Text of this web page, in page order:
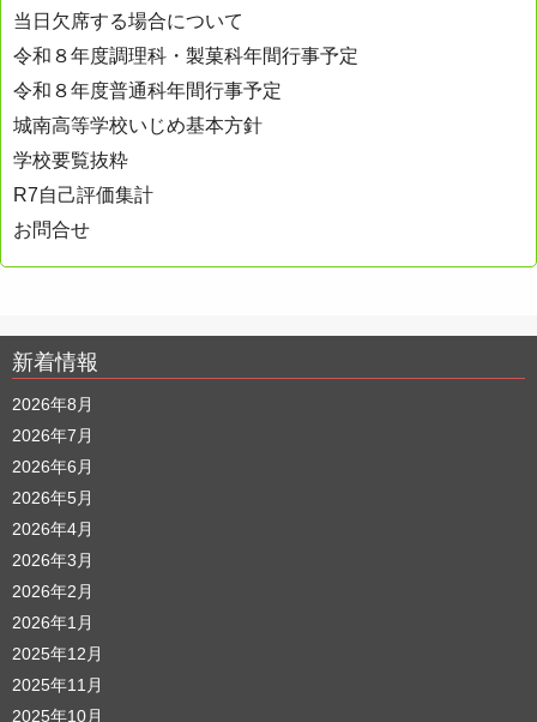
当日欠席する場合について
令和８年度調理科・製菓科年間行事予定
令和８年度普通科年間行事予定
城南高等学校いじめ基本方針
学校要覧抜粋
R7自己評価集計
お問合せ
新着情報
2026年8月
2026年7月
2026年6月
2026年5月
2026年4月
2026年3月
2026年2月
2026年1月
2025年12月
2025年11月
2025年10月